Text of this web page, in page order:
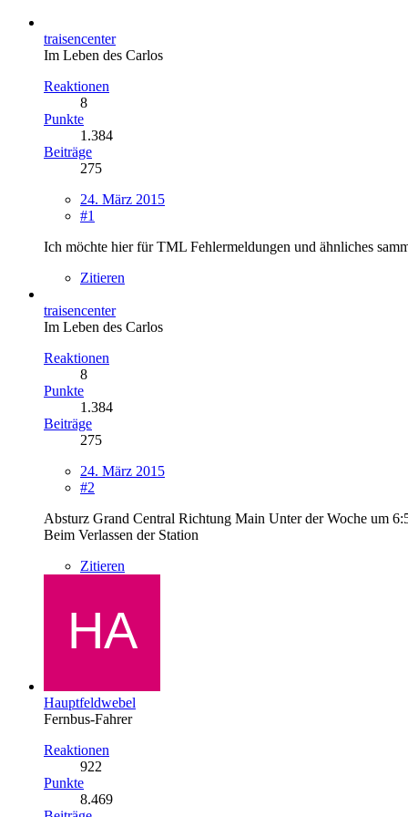
traisencenter
Im Leben des Carlos
Reaktionen
8
Punkte
1.384
Beiträge
275
24. März 2015
#1
Ich möchte hier für TML Fehlermeldungen und ähnliches
Zitieren
traisencenter
Im Leben des Carlos
Reaktionen
8
Punkte
1.384
Beiträge
275
24. März 2015
#2
Absturz Grand Central Richtung Main Unter der Woche um
Beim Verlassen der Station
Zitieren
Hauptfeldwebel
Fernbus-Fahrer
Reaktionen
922
Punkte
8.469